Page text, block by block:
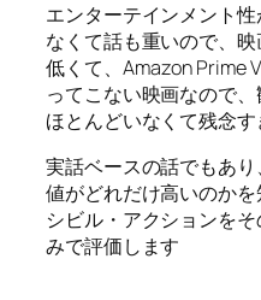
エンターテインメント
なくて話も重いので、
低くて、Amazon Prime
ってこない映画なので
ほとんどいなくて残念す
実話ベースの話でもあ
値がどれだけ高いのかを
シビル・アクションを
みで評価します